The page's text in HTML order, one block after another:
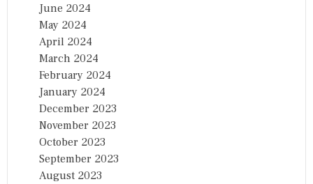
June 2024
May 2024
April 2024
March 2024
February 2024
January 2024
December 2023
November 2023
October 2023
September 2023
August 2023